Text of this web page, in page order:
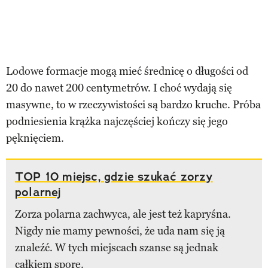
Lodowe formacje mogą mieć średnicę o długości od
20 do nawet 200 centymetrów. I choć wydają się
masywne, to w rzeczywistości są bardzo kruche. Próba
podniesienia krążka najczęściej kończy się jego
pęknięciem.
TOP 10 miejsc, gdzie szukać zorzy
polarnej
Zorza polarna zachwyca, ale jest też kapryśna.
Nigdy nie mamy pewności, że uda nam się ją
znaleźć. W tych miejscach szanse są jednak
całkiem spore.